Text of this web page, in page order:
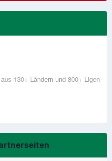
130+ Ländern und 800+ Ligen